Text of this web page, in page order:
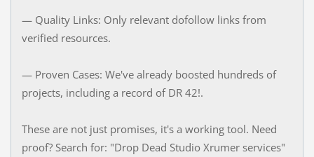
— Quality Links: Only relevant dofollow links from
verified resources.
— Proven Cases: We've already boosted hundreds of
projects, including a record of DR 42!.
These are not just promises, it's a working tool. Need
proof? Search for: "Drop Dead Studio Xrumer services"